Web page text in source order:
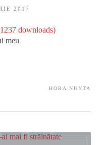
2017
downloads)
meu
HORA NUNTA
VERSAVIA